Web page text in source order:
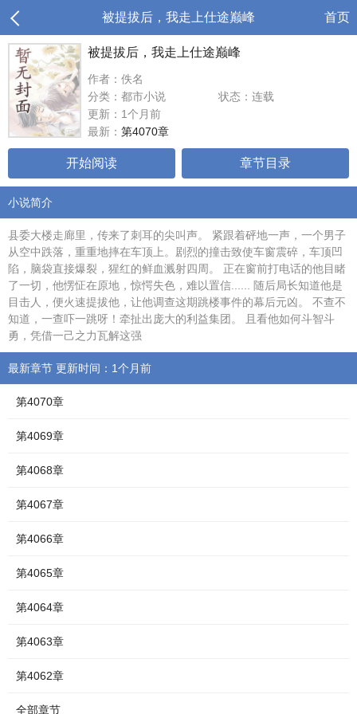
被提拔后，我走上仕途巅峰 首页
被提拔后，我走上仕途巅峰
作者：佚名
分类：都市小说
状态：连载
更新：1个月前
最新： 第4070章
开始阅读 章节目录
小说简介
县委大楼走廊里，传来了刺耳的尖叫声。 紧跟着砰地一声，一个男子
从空中跌落，重重地摔在车顶上。剧烈的撞击致使车窗震碎，车顶凹
陷，脑袋直接爆裂，猩红的鲜血溅射四周。 正在窗前打电话的他目睹
了一切，他愣怔在原地，惊愕失色，难以置信...... 随后局长知道他是
目击人，便火速提拔他，让他调查这期跳楼事件的幕后元凶。 不查不
知道，一查吓一跳呀！牵扯出庞大的利益集团。 且看他如何斗智斗
勇，凭借一己之力瓦解这强
最新章节 更新时间：1个月前
第4070章
第4069章
第4068章
第4067章
第4066章
第4065章
第4064章
第4063章
第4062章
全部章节